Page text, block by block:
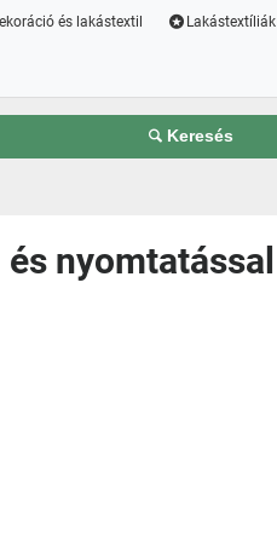
és lakástextil Lakástextíliák
Keresés
nyomtatással